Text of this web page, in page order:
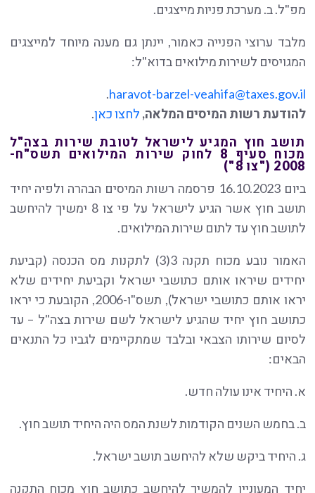
מפ"ל. ב. מערכת פניות מייצגים.
מלבד ערוצי הפנייה כאמור, יינתן גם מענה מיוחד למייצגים
המגויסים לשירות מילואים בדוא"ל:
haravot-barzel-veahifa@taxes.gov.il
.
להודעת רשות המיסים המלאה, לחצו כאן.
תושב חוץ המגיע לישראל לטובת שירות בצה"ל
מכוח סעיף 8 לחוק שירות המילואים תשס"ח-
2008 (" צו 8
")
ביום 16.10.2023 פרסמה רשות המיסים הבהרה ולפיה יחיד
תושב חוץ אשר הגיע לישראל על פי צו 8 ימשיך להיחשב
לתושב חוץ עד לתום שירות המילואים.
האמור נובע מכוח תקנה 3(3) לתקנות מס הכנסה (קביעת
יחידים שיראו אותם כתושבי ישראל וקביעת יחידים שלא
יראו אותם כתושבי ישראל), תשס"ו-2006, הקובעת כי יראו
כתושב חוץ יחיד שהגיע לישראל לשם שירות בצה"ל – עד
לסיום שירותו הצבאי ובלבד שמתקיימים לגביו כל התנאים
הבאים:
א. היחיד אינו עולה חדש.
ב. בחמש השנים הקודמות לשנת המס היה היחיד תושב חוץ.
ג. היחיד ביקש שלא להיחשב תושב ישראל.
יחיד המעוניין להמשיך להיחשב כתושב חוץ מכוח התקנה